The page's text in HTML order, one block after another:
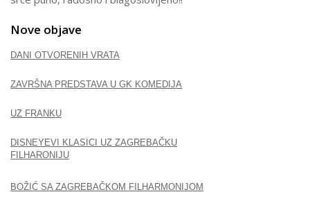
Nove objave
DANI OTVORENIH VRATA
ZAVRŠNA PREDSTAVA U GK KOMEDIJA
UZ FRANKU
DISNEYEVI KLASICI UZ ZAGREBAČKU
FILHARONIJU
BOŽIĆ SA ZAGREBAČKOM FILHARMONIJOM